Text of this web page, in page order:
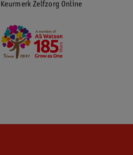
Keurmerk Zelfzorg Online